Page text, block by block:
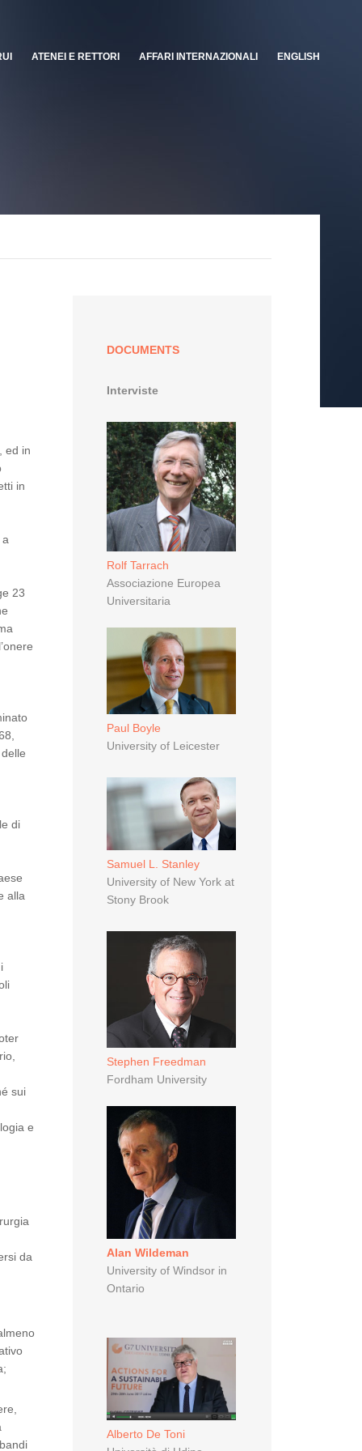
ATENEI E RETTORI AFFARI INTERNAZIONALI ENGLISH
ed in
in
23
di
alla
sui
e
da
DOCUMENTS
Interviste
Rolf Tarrach
Associazione Europea
Universitaria
Paul Boyle
University of Leicester
Samuel L. Stanley
University of New York at
Stony Brook
Stephen Freedman
Fordham University
Alan Wildeman
University of Windsor in
Ontario
Alberto De Toni